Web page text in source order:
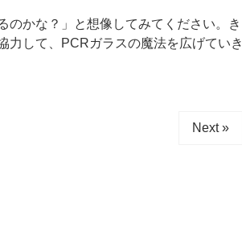
のかな？」と想像してみてください。き
力して、PCRガラスの魔法を広げていき
Next »